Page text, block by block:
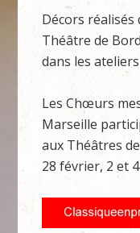
Décors réalisés
Théâtre de
dans les
Les Chœurs
Marseille
aux Théâtres
28 février, 2 et